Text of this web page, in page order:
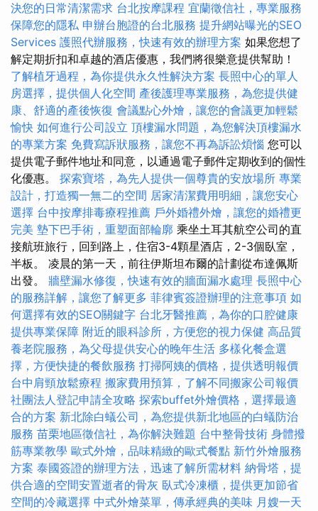
決您的日常清潔需求 台北按摩課程 宜蘭徵信社，專業服務
保障您的隱私 申辦台胞證的台北服務 提升網站曝光的SEO
Services 護照代辦服務，快速有效的辦理方案 如果您想了
解定期折扣和卓越的酒店優惠，我們將很樂意提供幫助！
了解植牙過程，為你提供永久性解決方案 長照中心的單人
房選擇，提供個人化空間 產後護理專業服務，為您提供健
康、舒適的產後恢復 會議點心外燴，讓您的會議更加輕鬆
愉快 如何進行公司設立 頂樓漏水問題，為您解決頂樓漏水
的專業方案 免費寫訴狀服務，讓您不再為訴訟煩惱 您可以
提供電子郵件地址和同意，以通過電子郵件定期收到的個性
化優惠。 探索寶塔，為先人提供一個尊貴的安放場所 專業
設計，打造獨一無二的空間 居家清潔費用明細，讓您安心
選擇 台中按摩排毒療程推薦 戶外婚禮外燴，讓您的婚禮更
完美 墊下巴手術，重塑面部輪廓 乘坐土耳其航空公司的直
接航班旅行，回到路上，住宿3-4顆星酒店，2-3個臥室，
半板。 凌晨的第一天，前往伊斯坦布爾的計劃從布達佩斯
出發。 牆壁漏水修復，快速有效的牆面漏水處理 長照中心
的服務詳解，讓您了解更多 菲律賓簽證辦理的注意事項 如
何選擇有效的SEO關鍵字 台北牙醫推薦，為你的口腔健康
提供專業保障 附近的眼科診所，方便您的視力保健 高品質
養老院服務，為父母提供安心的晚年生活 多樣化餐盒選
擇，方便快捷的餐飲服務 打掃阿姨的價格，提供透明報價
台中肩頸放鬆療程 搬家費用預算，了解不同搬家公司報價
社團法人登記申請全攻略 探索buffet外燴價格，選擇最適
合的方案 新北除白蟻公司，為您提供新北地區的白蟻防治
服務 苗栗地區徵信社，為你解決難題 台中整骨技術 身體撥
筋專業教學 歐式外燴，品味精緻的歐式餐點 新竹外燴服務
方案 泰國簽證的辦理方法，迅速了解所需材料 納骨塔，提
供合適的空間安置逝者的骨灰 臥式冷凍櫃，提供更加節省
空間的冷藏選擇 中式外燴菜單，傳承經典的美味 月嫂一天